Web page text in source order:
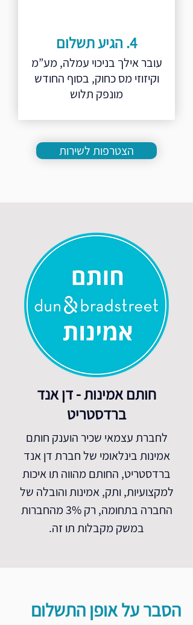
4. הגיע תשלום
עובר אילך בניכוי עמלה, מע”מ
וקיזוזי מס כחוק, בסוף החודש
מונפק תלוש
הצטרפות לשירות
חותם אמינות - דן אנד
ברדסטריט
לחברת עצמאי שכיר הוענק חותם
אמינות בינלאומי של חברת דן אנד
ברדסטריט, החותם מהווה תו איכות
למקצועיות, ותק, אמינות והובלה של
החברה בתחומה, רק 3% מהחברות
במשק מקבלות תו זה.
הסבר על אופן התשלום